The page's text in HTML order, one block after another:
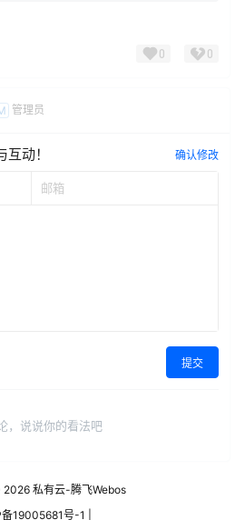
0 0
管理员
动！ 确认修改
提交
，说说你的看法吧
2026私有云-腾飞Webos
19005681号-1 |